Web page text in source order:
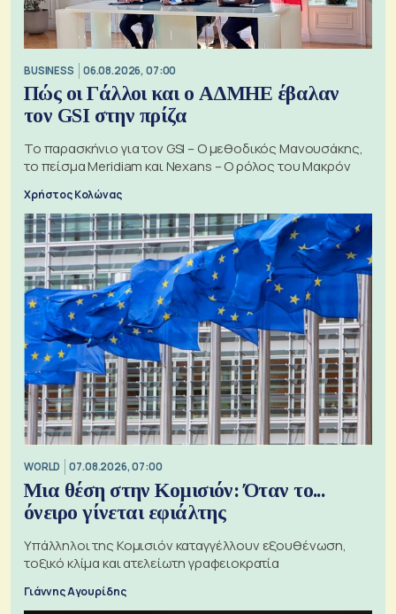
BUSINESS 06.08.2026, 07:00
Πώς οι Γάλλοι και ο ΑΔΜΗΕ έβαλαν
τον GSI στην πρίζα
Το παρασκήνιο για τον GSI – Ο μεθοδικός Μανουσάκης,
το πείσμα Meridiam και Nexans – Ο ρόλος του Μακρόν
Χρήστος Κολώνας
WORLD 07.08.2026, 07:00
Μια θέση στην Κομισιόν: Όταν το...
όνειρο γίνεται εφιάλτης
Υπάλληλοι της Κομισιόν καταγγέλλουν εξουθένωση,
τοξικό κλίμα και ατελείωτη γραφειοκρατία
Γιάννης Αγουρίδης